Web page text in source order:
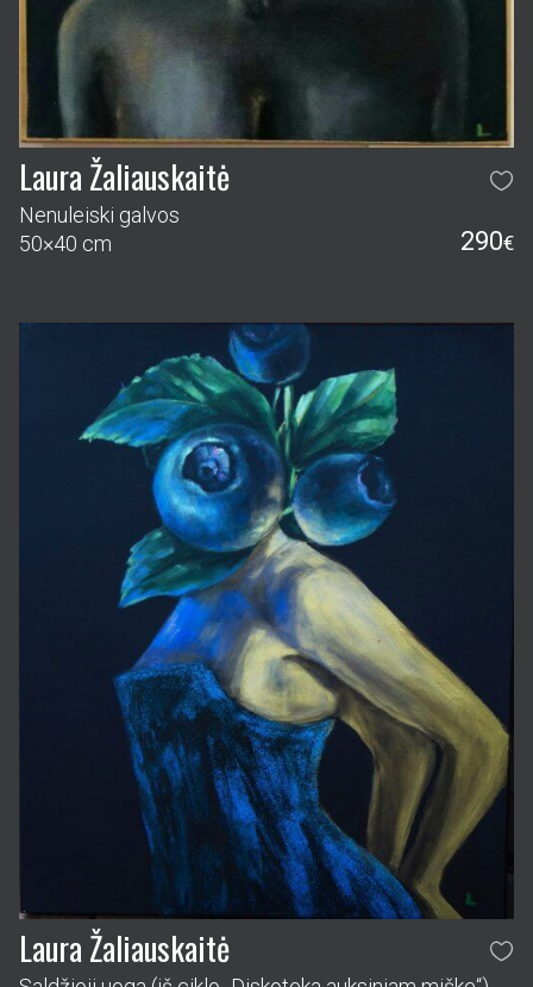
Laura Žaliauskaitė
Nenuleiski galvos
50×40 cm
290€
Laura Žaliauskaitė